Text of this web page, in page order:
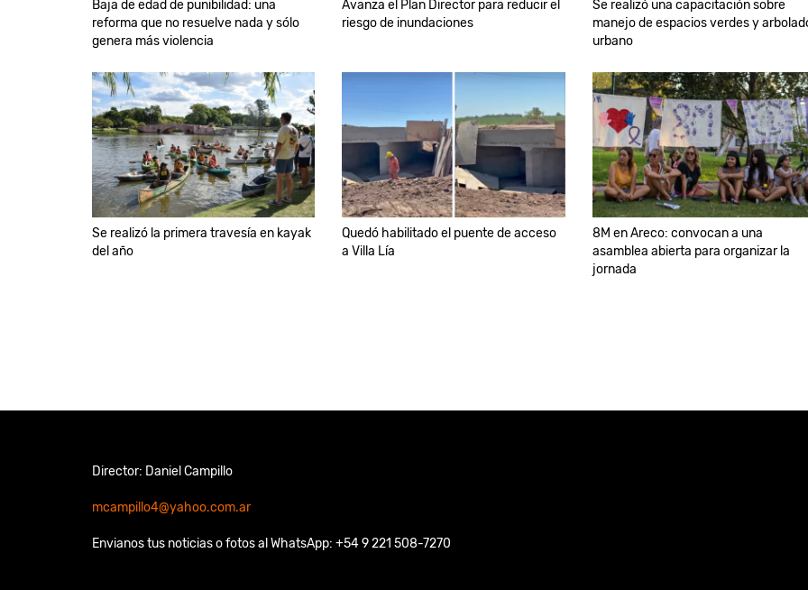
Baja de edad de punibilidad: una
reforma que no resuelve nada y sólo
genera más violencia
Avanza el Plan Director para reducir el
riesgo de inundaciones
Se realizó una capacitación sobre
manejo de espacios verdes y
urbano
Se realizó la primera travesía en kayak
del año
Quedó habilitado el puente de acceso
a Villa Lía
8M en Areco: convocan a una
asamblea abierta para organizar la
jornada
Director: Daniel Campillo
mcampillo4@yahoo.com.ar
Envianos tus noticias o fotos al WhatsApp: +54 9 221 508-7270